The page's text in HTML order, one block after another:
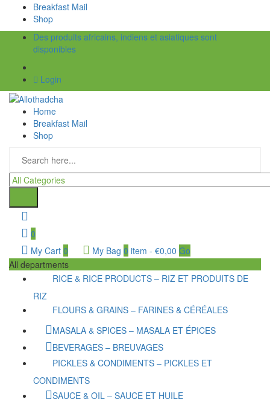
Breakfast Mail
Shop
Des produits africains, indiens et asiatiques sont
disponibles
Login
Home
Breakfast Mail
Shop
0
My Cart 0 My Bag 0 item - €0,00 Go
All departments
RICE & RICE PRODUCTS – RIZ ET PRODUITS DE
RIZ
FLOURS & GRAINS – FARINES & CÉRÉALES
MASALA & SPICES – MASALA ET ÉPICES
BEVERAGES – BREUVAGES
PICKLES & CONDIMENTS – PICKLES ET
CONDIMENTS
SAUCE & OIL – SAUCE ET HUILE